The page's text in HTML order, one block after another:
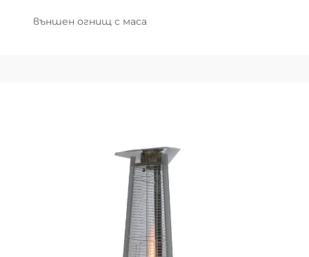
външен огнищ с маса